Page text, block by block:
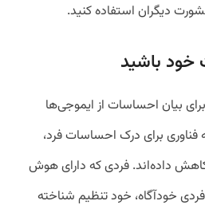
دیگران استفاده کنید.
بیان احساسات از ایموجی‌ها
برای درک احساسات فرد،
داده‌اند. فردی که دارای هوش
خودآگاه، خود تنظیم شناخته